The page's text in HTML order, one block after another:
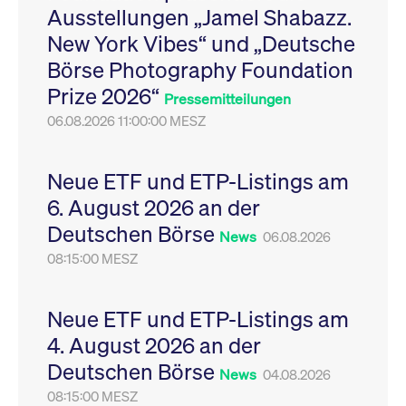
Ausstellungen „Jamel Shabazz.
New York Vibes“ und „Deutsche
Börse Photography Foundation
Prize 2026“ Pressemitteilungen
06.08.2026 11:00:00 MESZ
Neue ETF und ETP-Listings am
6. August 2026 an der
Deutschen Börse News 06.08.2026
08:15:00 MESZ
Neue ETF und ETP-Listings am
4. August 2026 an der
Deutschen Börse News 04.08.2026
08:15:00 MESZ
Leistung der Website
zu messen. Es handelt
sich um ein Muster-
Cookie, bei dem auf
das Präfix _pk_ses
eine kurze Reihe von
VISITOR_PRIVACY_METADATA
YouTube
.youtube.com
6
Monate
Dieses Cookie dient
Speicherung der
Einwilligungs- und
des Nutzers für ihre
Interaktion mit der
Sitzungen geehrt